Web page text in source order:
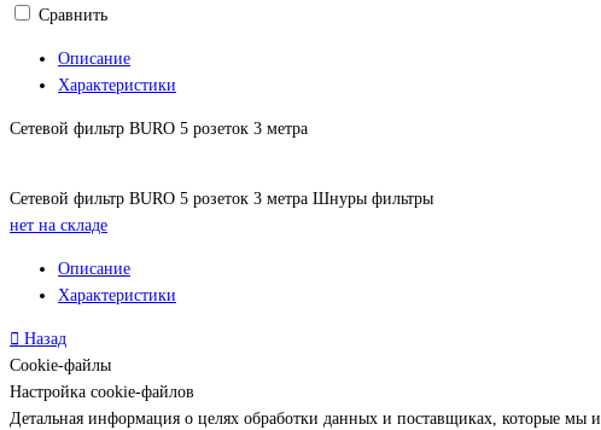
Сравнить
Описание
Характеристики
Сетевой фильтр BURO 5 розеток 3 метра
Сетевой фильтр BURO 5 розеток 3 метра Шнуры фильтры
нет на складе
Описание
Характеристики
Назад
Cookie-файлы
Настройка cookie-файлов
Детальная информация о целях обработки данных и поставщиках, которые мы